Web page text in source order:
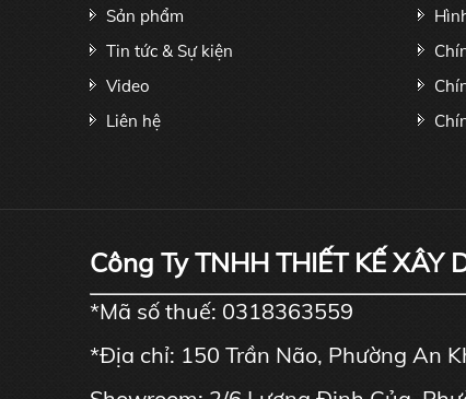
Sản phẩm
Tin tức & Sự kiện
Video
Liên hệ
Công Ty TNHH THIẾT KẾ XÂY
*Mã số thuế: 0318363559
*Địa chỉ: 150 Trần Não, Phường An